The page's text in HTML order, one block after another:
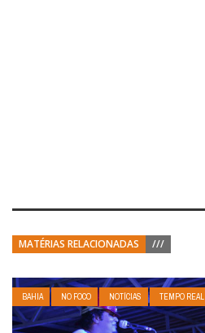
MATÉRIAS RELACIONADAS ///
BAHIA NO FOCO NOTÍCIAS TEMPO REAL